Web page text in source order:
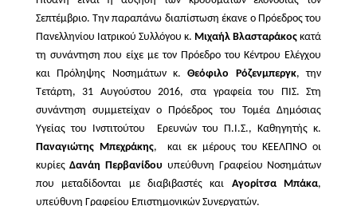
Σεπτέμβριο. Την παραπάνω διαπίστωση έκανε ο Πρόεδρος του
Πανελληνίου Ιατρικού Συλλόγου κ. Μιχαήλ Βλασταράκος κατά
τη συνάντηση που είχε με τον Πρόεδρο του Κέντρου Ελέγχου
και Πρόληψης Νοσημάτων κ.Θεόφιλο Ρόζενμπεργκ, την
Τετάρτη, 31 Αυγούστου 2016, στα γραφεία του ΠΙΣ. Στη
συνάντηση συμμετείχαν ο Πρόεδρος του Τομέα Δημόσιας
Υγείας του Ινστιτούτου
Ερευνών του Π.Ι.Σ., Καθηγητής κ.
Παναγιώτης Μπεχράκης,
και εκ μέρους του ΚΕΕΛΠΝΟ οι
κυρίεςΔανάη Περβανίδου υπεύθυνη Γραφείου Νοσημάτων
που μεταδίδονται με διαβιβαστές και Αγορίτσα Μπάκα,
υπεύθυνη Γραφείου Επιστημονικών Συνεργατών.